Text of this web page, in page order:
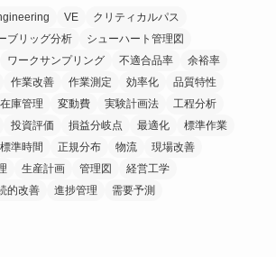
VE
クリティカルパス
ブリッグ分析
シューハート管理図
ワークサンプリング 不適合品率
余裕率
作業改善 作業測定 効率化
品質特性
在庫管理 変動費 実験計画法
工程分析
投資評価 損益分岐点 最適化
標準作業
標準時間 正規分布 物流
現場改善
生産計画 管理図
経営工学
的改善 進捗管理 需要予測